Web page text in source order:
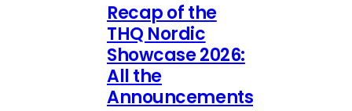
Recap of the
THQ Nordic
Showcase 2026:
All the
Announcements